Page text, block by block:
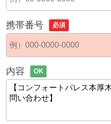
携帯番号 必須
内容 OK